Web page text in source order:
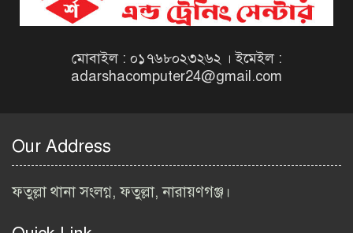
বেসরকারি সংস্থা সেতু (SETU)
Job Circular 2026
২০২৬ | BIWTA Job Circular
মোবাইল : ০১৭৬৮০২৩২৬২ । ইমেইল :
adarshacomputer24@gmail.com
Our Address
ফতুল্লা থানা সংলগ্ন, ফতুল্লা, নারায়ণগঞ্জ।